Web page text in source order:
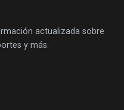
actualizada sobre
y más.